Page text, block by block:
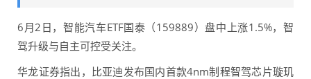
6月2日，智能汽车ETF国泰（159889）盘中上涨1.5%，智
驾升级与自主可控受关注。
华龙证券指出，比亚迪发布国内首款4nm制程智驾芯片璇玑